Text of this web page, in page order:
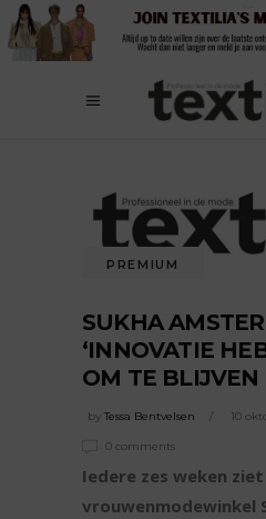
PREMIUM
SUKHA
‘INNOVATIE
OM TE BLIJVEN
by Tessa Bentvelsen 10
0 comments
Iedere zes weken ziet
vrouwenmodewinkel